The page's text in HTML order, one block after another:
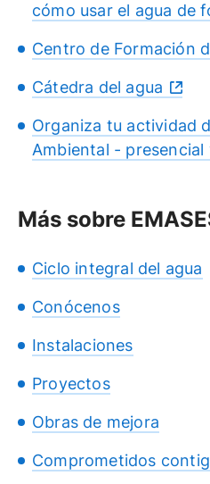
cómo usar el agua de
Centro de Formación
Cátedra del agua
Organiza tu actividad
Ambiental - presencial
Más sobre
Ciclo integral del agua
Conócenos
Instalaciones
Proyectos
Obras de mejora
Comprometidos